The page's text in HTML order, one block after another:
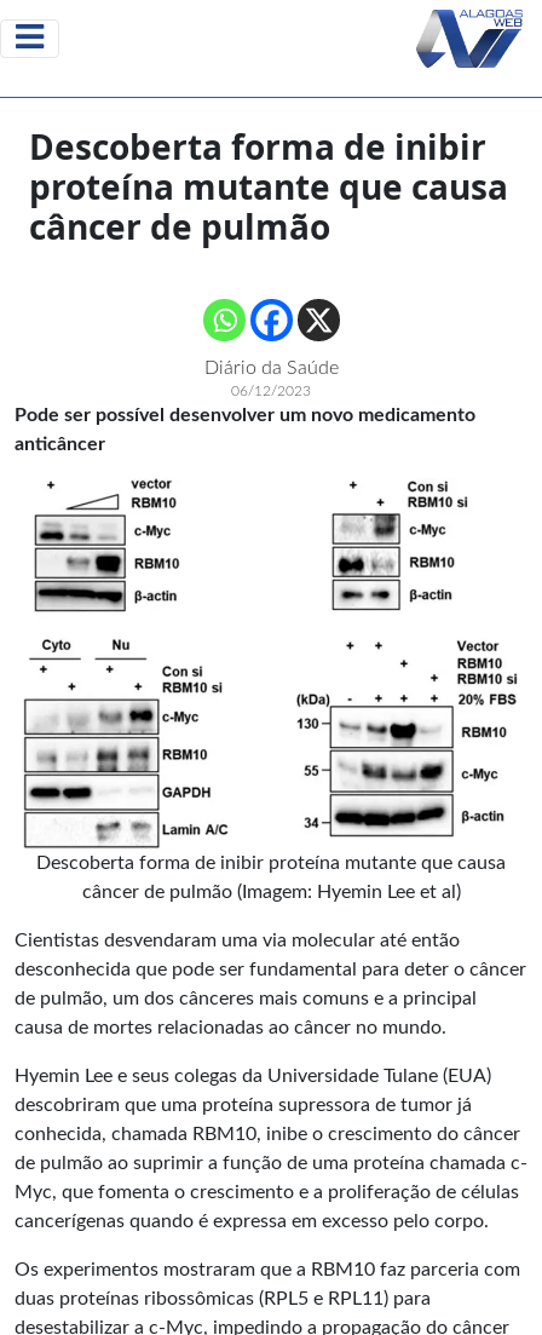
Descoberta forma de inibir
proteína mutante que causa
câncer de pulmão
Diário da Saúde
06/12/2023
Pode ser possível desenvolver um novo medicamento
anticâncer
Descoberta forma de inibir proteína mutante que causa
câncer de pulmão (Imagem: Hyemin Lee et al)
Cientistas desvendaram uma via molecular até então
desconhecida que pode ser fundamental para deter o câncer
de pulmão, um dos cânceres mais comuns e a principal
causa de mortes relacionadas ao câncer no mundo.
Hyemin Lee e seus colegas da Universidade Tulane (EUA)
descobriram que uma proteína supressora de tumor já
conhecida, chamada RBM10, inibe o crescimento do câncer
de pulmão ao suprimir a função de uma proteína chamada c-
Myc, que fomenta o crescimento e a proliferação de células
cancerígenas quando é expressa em excesso pelo corpo.
Os experimentos mostraram que a RBM10 faz parceria com
duas proteínas ribossômicas (RPL5 e RPL11) para
desestabilizar a c-Myc, impedindo a propagação do câncer